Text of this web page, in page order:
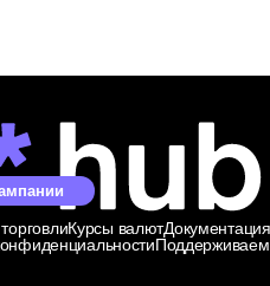
Курсы валют